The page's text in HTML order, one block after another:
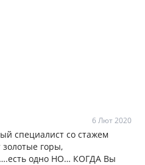
6 Лют 2020
специалист со стажем
горы,
одно НО… КОГДА Вы